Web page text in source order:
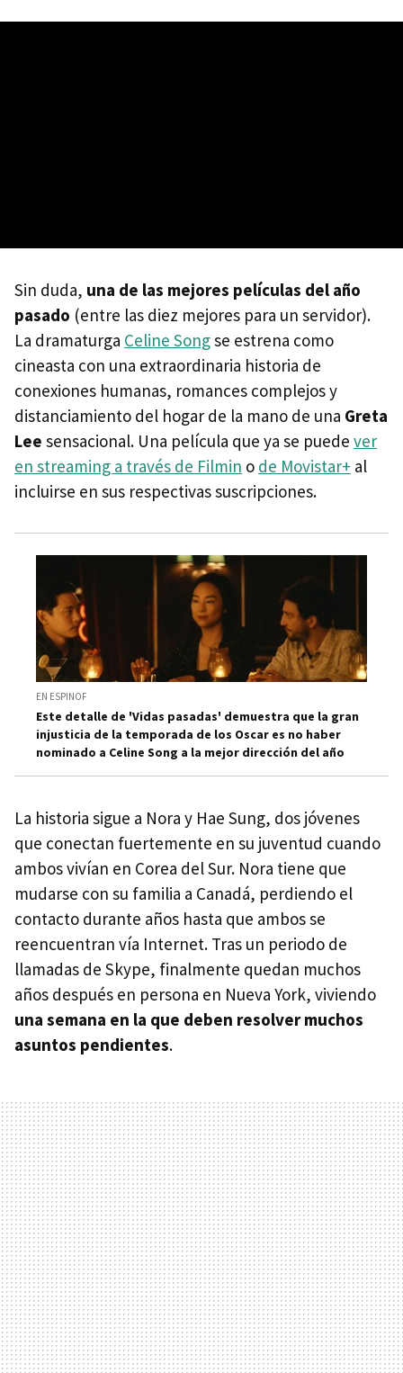
Sin duda, una de las mejores películas del año
pasado (entre las diez mejores para un servidor).
La dramaturga Celine Songse estrena como
cineasta con una extraordinaria historia de
conexiones humanas, romances complejos y
distanciamiento del hogar de la mano de una Greta
Lee sensacional. Una película que ya se puede ver
en streaming a través de Filmin o de Movistar+ al
incluirse en sus respectivas suscripciones.
EN ESPINOF
Este detalle de 'Vidas pasadas' demuestra que la gran
injusticia de la temporada de los Oscar es no haber
nominado a Celine Song a la mejor dirección del año
La historia sigue a Nora y Hae Sung, dos jóvenes
que conectan fuertemente en su juventud cuando
ambos vivían en Corea del Sur. Nora tiene que
mudarse con su familia a Canadá, perdiendo el
contacto durante años hasta que ambos se
reencuentran vía Internet. Tras un periodo de
llamadas de Skype, finalmente quedan muchos
años después en persona en Nueva York, viviendo
una semana en la que deben resolver muchos
asuntos pendientes.